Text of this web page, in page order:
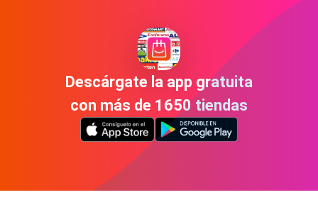
Descárgate la app gratuita
con más de 1650 tiendas